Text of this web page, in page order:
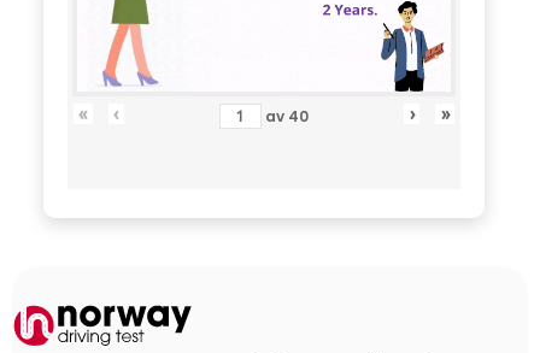
« ‹ av 40 › »